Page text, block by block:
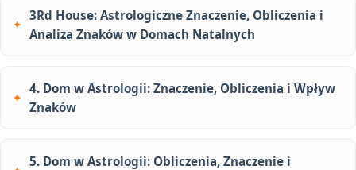
3Rd House: Astrologiczne Znaczenie, Obliczenia i
Analiza Znaków w Domach Natalnych
4. Dom w Astrologii: Znaczenie, Obliczenia i Wpływ
Znaków
5. Dom w Astrologii: Obliczenia, Znaczenie i